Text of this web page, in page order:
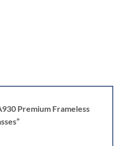
Premium Frameless